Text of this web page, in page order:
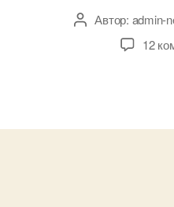
А Автор: admin-
12